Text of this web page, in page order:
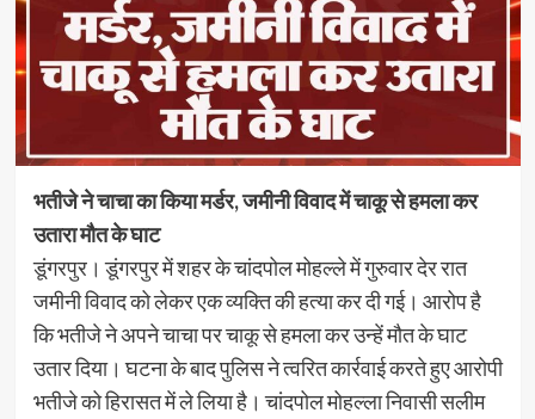
भतीजे ने चाचा का किया मर्डर, जमीनी विवाद में चाकू से हमला कर
उतारा मौत के घाट
डूंगरपुर। डूंगरपुर में शहर के चांदपोल मोहल्ले में गुरुवार देर रात
जमीनी विवाद को लेकर एक व्यक्ति की हत्या कर दी गई। आरोप है
कि भतीजे ने अपने चाचा पर चाकू से हमला कर उन्हें मौत के घाट
उतार दिया। घटना के बाद पुलिस ने त्वरित कार्रवाई करते हुए आरोपी
भतीजे को हिरासत में ले लिया है। चांदपोल मोहल्ला निवासी सलीम